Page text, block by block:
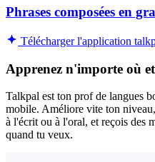
Phrases composées en
Télécharger l'application
Apprenez n'importe où
Talkpal est ton prof de langues
mobile. Améliore vite ton
à l'écrit ou à l'oral, et reçois des
quand tu veux.